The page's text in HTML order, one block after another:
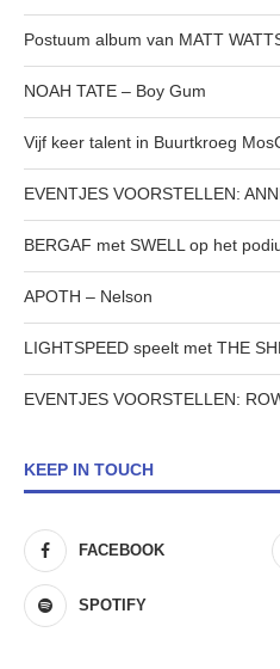
Postuum album van MATT
NOAH TATE – Boy Gum
Vijf keer talent in Buurtkroeg
EVENTJES VOORSTELLEN:
BERGAF met SWELL op het
APOTH – Nelson
LIGHTSPEED speelt met THE
EVENTJES VOORSTELLEN:
KEEP IN TOUCH
FACEBOOK
SPOTIFY